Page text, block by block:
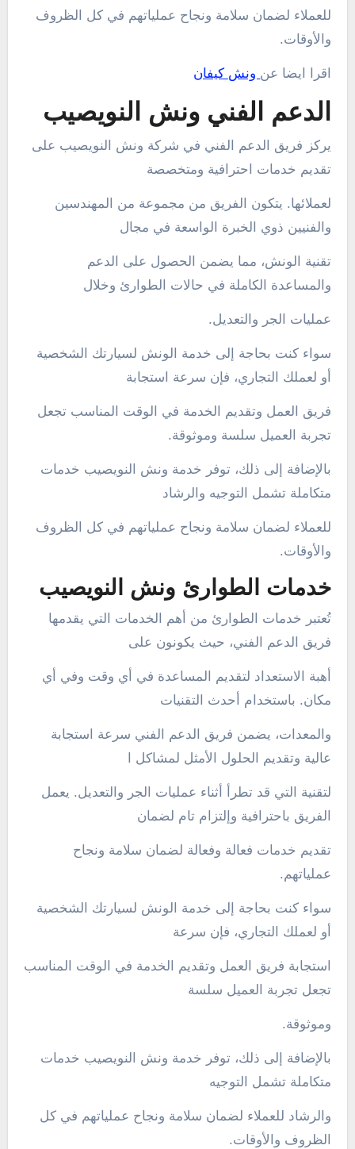
للعملاء لضمان سلامة ونجاح عملياتهم في كل الظروف
والأوقات.
اقرا ايضا عن ونش كيفان
الدعم الفني ونش النويصيب
يركز فريق الدعم الفني في شركة ونش النويصيب على
تقديم خدمات احترافية ومتخصصة
لعملائها. يتكون الفريق من مجموعة من المهندسين
والفنيين ذوي الخبرة الواسعة في مجال
تقنية الونش، مما يضمن الحصول على الدعم
والمساعدة الكاملة في حالات الطوارئ وخلال
عمليات الجر والتعديل.
سواء كنت بحاجة إلى خدمة الونش لسيارتك الشخصية
أو لعملك التجاري، فإن سرعة استجابة
فريق العمل وتقديم الخدمة في الوقت المناسب تجعل
تجربة العميل سلسة وموثوقة.
بالإضافة إلى ذلك، توفر خدمة ونش النويصيب خدمات
متكاملة تشمل التوجيه والرشاد
للعملاء لضمان سلامة ونجاح عملياتهم في كل الظروف
والأوقات.
خدمات الطوارئ ونش النويصيب
تُعتبر خدمات الطوارئ من أهم الخدمات التي يقدمها
فريق الدعم الفني، حيث يكونون على
أهبة الاستعداد لتقديم المساعدة في أي وقت وفي أي
مكان. باستخدام أحدث التقنيات
والمعدات، يضمن فريق الدعم الفني سرعة استجابة
عالية وتقديم الحلول الأمثل لمشاكل ا
لتقنية التي قد تطرأ أثناء عمليات الجر والتعديل. يعمل
الفريق باحترافية وإلتزام تام لضمان
تقديم خدمات فعالة وفعالة لضمان سلامة ونجاح
عملياتهم.
سواء كنت بحاجة إلى خدمة الونش لسيارتك الشخصية
أو لعملك التجاري، فإن سرعة
استجابة فريق العمل وتقديم الخدمة في الوقت المناسب
تجعل تجربة العميل سلسة
وموثوقة.
بالإضافة إلى ذلك، توفر خدمة ونش النويصيب خدمات
متكاملة تشمل التوجيه
والرشاد للعملاء لضمان سلامة ونجاح عملياتهم في كل
الظروف والأوقات.